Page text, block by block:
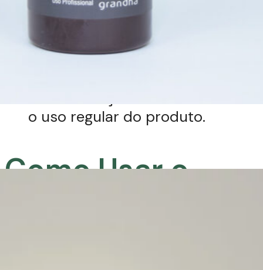
A aplicação de Powerful Eyes é
simples e prática:
cuidadosamente
pequena quantidadena
sobrancelhas.